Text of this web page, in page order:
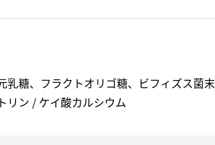
糖、フラクトオリゴ糖、ビフィズス菌末
リン / ケイ酸カルシウム